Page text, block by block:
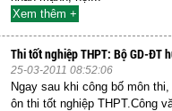
Xem thêm +
Thi tốt nghiệp THPT: Bộ GD-ĐT
25-03-2011 08:52:06
Ngay sau khi công bố môn
ôn thi tốt nghiệp THPT.Công